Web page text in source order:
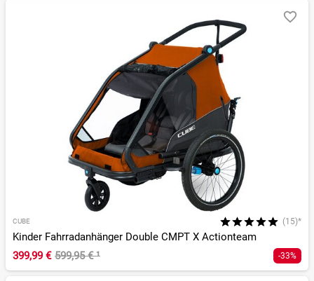
CUBE (15)*
Kinder Fahrradanhänger Double CMPT X Actionteam
399,99 € 599,95 €¹ -33%